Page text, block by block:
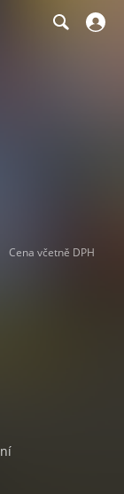
Cena včetně DPH